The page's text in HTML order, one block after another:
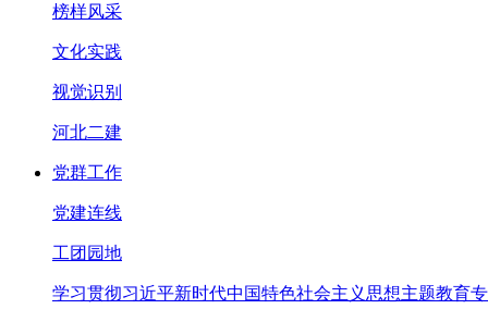
榜样风采
文化实践
视觉识别
河北二建
党群工作
党建连线
工团园地
学习贯彻习近平新时代中国特色社会主义思想主题教育